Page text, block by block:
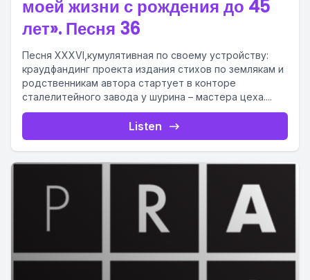
моей жизни с рождения до 45
лет». Песня 36
Песня XXXVI,кумулятивная по своему устройству:
краудфандинг проекта издания стихов по землякам и
родственникам автора стартует в конторе
сталелитейного завода у шурина – мастера цеха....
Listen